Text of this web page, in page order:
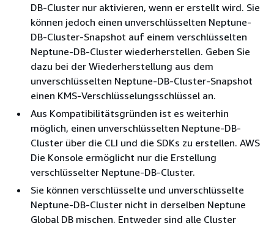
DB-Cluster nur aktivieren, wenn er erstellt wird. Sie
können jedoch einen unverschlüsselten Neptune-
DB-Cluster-Snapshot auf einem verschlüsselten
Neptune-DB-Cluster wiederherstellen. Geben Sie
dazu bei der Wiederherstellung aus dem
unverschlüsselten Neptune-DB-Cluster-Snapshot
einen KMS-Verschlüsselungsschlüssel an.
Aus Kompatibilitätsgründen ist es weiterhin
möglich, einen unverschlüsselten Neptune-DB-
Cluster über die CLI und die SDKs zu erstellen. AWS
Die Konsole ermöglicht nur die Erstellung
verschlüsselter Neptune-DB-Cluster.
Sie können verschlüsselte und unverschlüsselte
Neptune-DB-Cluster nicht in derselben Neptune
Global DB mischen. Entweder sind alle Cluster